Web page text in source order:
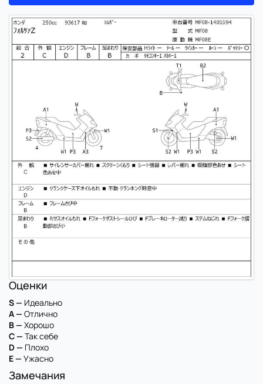
Оценки
S — Идеально
A — Отлично
B — Хорошо
C — Так себе
D — Плохо
E — Ужасно
Замечания